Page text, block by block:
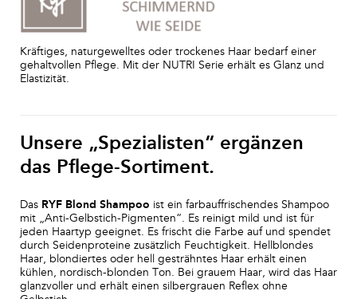
Kräftiges, naturgewelltes oder trockenes Haar bedarf einer
gehaltvollen Pflege. Mit der NUTRI Serie erhält es Glanz und
Elastizität.
Unsere „Spezialisten“ ergänzen
das Pflege-Sortiment.
Das RYF Blond Shampoo ist ein farbauffrischendes Shampoo
mit „Anti-Gelbstich-Pigmenten“. Es reinigt mild und ist für
jeden Haartyp geeignet. Es frischt die Farbe auf und spendet
durch Seidenproteine zusätzlich Feuchtigkeit. Hellblondes
Haar, blondiertes oder hell gesträhntes Haar erhält einen
kühlen, nordisch-blonden Ton. Bei grauem Haar, wird das Haar
glanzvoller und erhält einen silbergrauen Reflex ohne